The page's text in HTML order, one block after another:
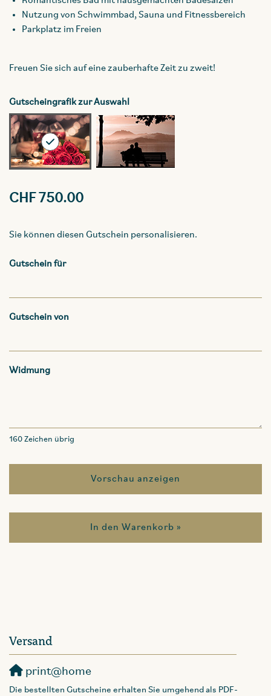
Nutzung von Schwimmbad, Sauna und Fitnessbereich
Parkplatz im Freien
Freuen Sie sich auf eine zauberhafte Zeit zu zweit!
Gutscheingrafik zur Auswahl
CHF 750.00
Sie können diesen Gutschein personalisieren.
Gutschein für
Gutschein von
Widmung
160 Zeichen übrig
Vorschau anzeigen
In den Warenkorb »
Versand
print@home
Die bestellten Gutscheine erhalten Sie umgehend als PDF-